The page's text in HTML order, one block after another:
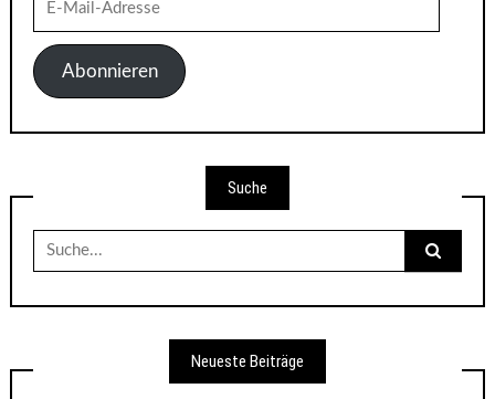
Mail-
AdresseAbonnieren
Suche
Suche
nach:
Neueste Beiträge